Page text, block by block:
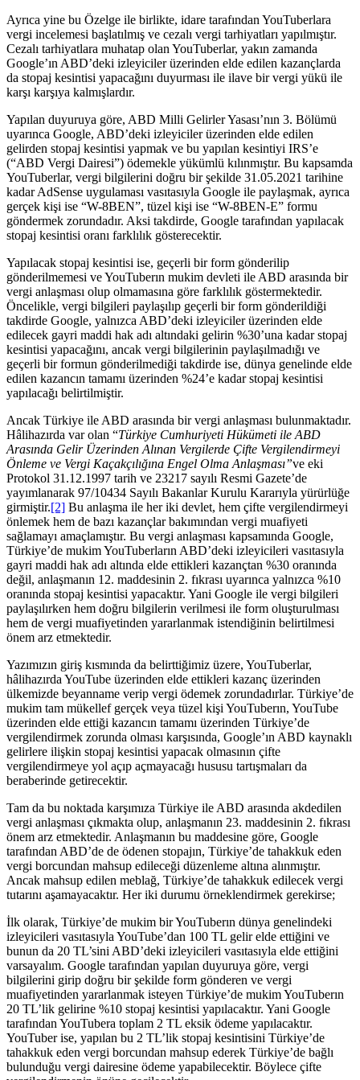
Ayrıca yine bu Özelge ile birlikte, idare tarafından YouTuberlara
vergi incelemesi başlatılmış ve cezalı vergi tarhiyatları yapılmıştır.
Cezalı tarhiyatlara muhatap olan YouTuberlar, yakın zamanda
Google’ın ABD’deki izleyiciler üzerinden elde edilen kazançlarda
da stopaj kesintisi yapacağını duyurması ile ilave bir vergi yükü ile
karşı karşıya kalmışlardır.
Yapılan duyuruya göre, ABD Milli Gelirler Yasası’nın 3. Bölümü
uyarınca Google, ABD’deki izleyiciler üzerinden elde edilen
gelirden stopaj kesintisi yapmak ve bu yapılan kesintiyi IRS’e
(“ABD Vergi Dairesi”) ödemekle yükümlü kılınmıştır. Bu kapsamda
YouTuberlar, vergi bilgilerini doğru bir şekilde 31.05.2021 tarihine
kadar AdSense uygulaması vasıtasıyla Google ile paylaşmak, ayrıca
gerçek kişi ise “W-8BEN”, tüzel kişi ise “W-8BEN-E” formu
göndermek zorundadır. Aksi takdirde, Google tarafından yapılacak
stopaj kesintisi oranı farklılık gösterecektir.
Yapılacak stopaj kesintisi ise, geçerli bir form gönderilip
gönderilmemesi ve YouTuberın mukim devleti ile ABD arasında bir
vergi anlaşması olup olmamasına göre farklılık göstermektedir.
Öncelikle, vergi bilgileri paylaşılıp geçerli bir form gönderildiği
takdirde Google, yalnızca ABD’deki izleyiciler üzerinden elde
edilecek gayri maddi hak adı altındaki gelirin %30’una kadar stopaj
kesintisi yapacağını, ancak vergi bilgilerinin paylaşılmadığı ve
geçerli bir formun gönderilmediği takdirde ise, dünya genelinde elde
edilen kazancın tamamı üzerinden %24’e kadar stopaj kesintisi
yapılacağı belirtilmiştir.
Ancak Türkiye ile ABD arasında bir vergi anlaşması bulunmaktadır.
Hâlihazırda var olan “Türkiye Cumhuriyeti Hükümeti ile ABD
Arasında Gelir Üzerinden Alınan Vergilerde Çifte Vergilendirmeyi
Önleme ve Vergi Kaçakçılığına Engel Olma Anlaşması”ve eki
Protokol 31.12.1997 tarih ve 23217 sayılı Resmi Gazete’de
yayımlanarak 97/10434 Sayılı Bakanlar Kurulu Kararıyla yürürlüğe
girmiştir.[2] Bu anlaşma ile her iki devlet, hem çifte vergilendirmeyi
önlemek hem de bazı kazançlar bakımından vergi muafiyeti
sağlamayı amaçlamıştır. Bu vergi anlaşması kapsamında Google,
Türkiye’de mukim YouTuberların ABD’deki izleyicileri vasıtasıyla
gayri maddi hak adı altında elde ettikleri kazançtan %30 oranında
değil, anlaşmanın 12. maddesinin 2. fıkrası uyarınca yalnızca %10
oranında stopaj kesintisi yapacaktır. Yani Google ile vergi bilgileri
paylaşılırken hem doğru bilgilerin verilmesi ile form oluşturulması
hem de vergi muafiyetinden yararlanmak istendiğinin belirtilmesi
önem arz etmektedir.
Yazımızın giriş kısmında da belirttiğimiz üzere, YouTuberlar,
hâlihazırda YouTube üzerinden elde ettikleri kazanç üzerinden
ülkemizde beyanname verip vergi ödemek zorundadırlar. Türkiye’de
mukim tam mükellef gerçek veya tüzel kişi YouTuberın, YouTube
üzerinden elde ettiği kazancın tamamı üzerinden Türkiye’de
vergilendirmek zorunda olması karşısında, Google’ın ABD kaynaklı
gelirlere ilişkin stopaj kesintisi yapacak olmasının çifte
vergilendirmeye yol açıp açmayacağı hususu tartışmaları da
beraberinde getirecektir.
Tam da bu noktada karşımıza Türkiye ile ABD arasında akdedilen
vergi anlaşması çıkmakta olup, anlaşmanın 23. maddesinin 2. fıkrası
önem arz etmektedir. Anlaşmanın bu maddesine göre, Google
tarafından ABD’de de ödenen stopajın, Türkiye’de tahakkuk eden
vergi borcundan mahsup edileceği düzenleme altına alınmıştır.
Ancak mahsup edilen meblağ, Türkiye’de tahakkuk edilecek vergi
tutarını aşamayacaktır. Her iki durumu örneklendirmek gerekirse;
İlk olarak, Türkiye’de mukim bir YouTuberın dünya genelindeki
izleyicileri vasıtasıyla YouTube’dan 100 TL gelir elde ettiğini ve
bunun da 20 TL’sini ABD’deki izleyicileri vasıtasıyla elde ettiğini
varsayalım. Google tarafından yapılan duyuruya göre, vergi
bilgilerini girip doğru bir şekilde form gönderen ve vergi
muafiyetinden yararlanmak isteyen Türkiye’de mukim YouTuberın
20 TL’lik gelirine %10 stopaj kesintisi yapılacaktır. Yani Google
tarafından YouTubera toplam 2 TL eksik ödeme yapılacaktır.
YouTuber ise, yapılan bu 2 TL’lik stopaj kesintisini Türkiye’de
tahakkuk eden vergi borcundan mahsup ederek Türkiye’de bağlı
bulunduğu vergi dairesine ödeme yapabilecektir. Böylece çifte